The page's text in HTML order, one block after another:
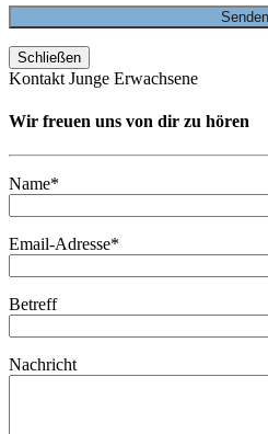
Schließen
Kontakt Junge Erwachsene
Wir freuen uns von dir zu hören
Name*
Email-Adresse*
Betreff
Nachricht